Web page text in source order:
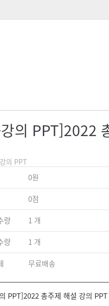
의 PPT]2022
의 PPT
0원
0점
량
1 개
량
1 개
무료배송
PPT]2022 총주제 해설 강의 PPT